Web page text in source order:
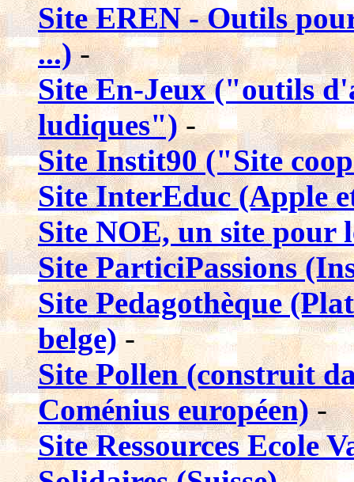
Site EREN - Outils
...)-
Site En-Jeux ("outils
ludiques")-
Site Instit90 ("Site
Site InterEduc (Apple
Site NOE, un site pour
Site ParticiPassions
Site Pedagothèque
belge)-
Site Pollen (construit
Coménius européen)-
Site Ressources Ecole